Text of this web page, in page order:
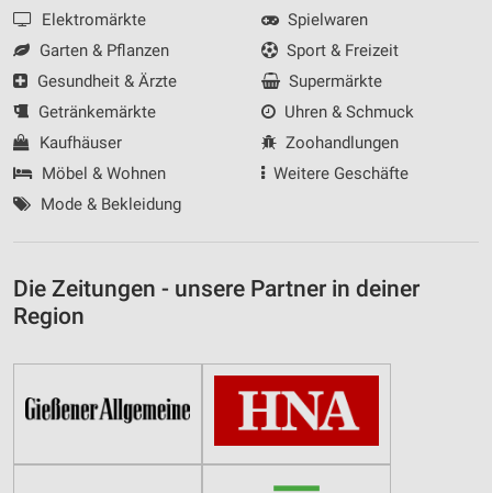
Elektromärkte
Garten & Pflanzen
Gesundheit & Ärzte
Getränkemärkte
Kaufhäuser
Möbel & Wohnen
Mode & Bekleidung
Spielwaren
Sport & Freizeit
Supermärkte
Uhren & Schmuck
Zoohandlungen
Weitere Geschäfte
Die Zeitungen - unsere Partner in deiner
Region